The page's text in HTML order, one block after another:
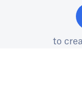
to